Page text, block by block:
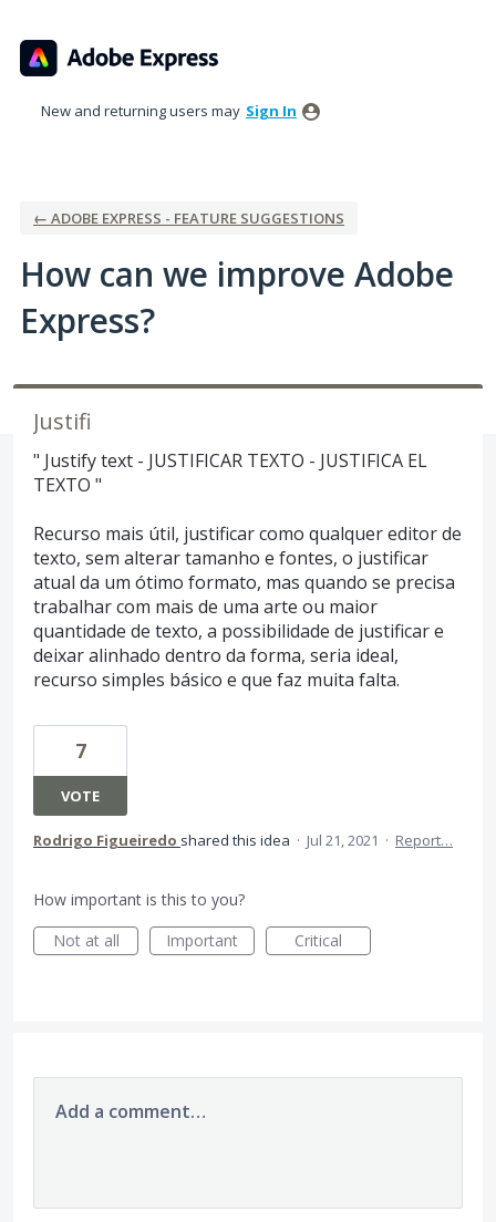
to
content
New and returning users may Sign In
← ADOBE EXPRESS - FEATURE SUGGESTIONS
How can we improve Adobe
Express?
Justifi
" Justify text - JUSTIFICAR TEXTO - JUSTIFICA EL
TEXTO "
Recurso mais útil, justificar como qualquer editor de
texto, sem alterar tamanho e fontes, o justificar
atual da um ótimo formato, mas quando se precisa
trabalhar com mais de uma arte ou maior
quantidade de texto, a possibilidade de justificar e
deixar alinhado dentro da forma, seria ideal,
recurso simples básico e que faz muita falta.
7
VOTE
Rodrigo Figueiredo shared this idea · Jul 21, 2021 · Report…
How important is this to you?
Not at all
Important Critical
Add a comment…